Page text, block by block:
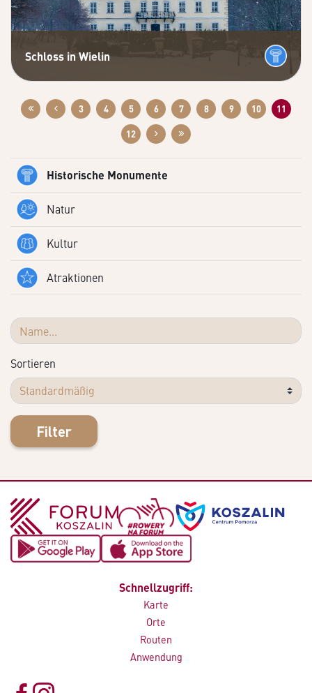
Schloss in Wielin
3 4 5 6 7 8 9 10 11
12
Historische Monumente
Natur
Kultur
Atraktionen
Sortieren
Filter
Schnellzugriff:
Karte
Orte
Routen
Anwendung